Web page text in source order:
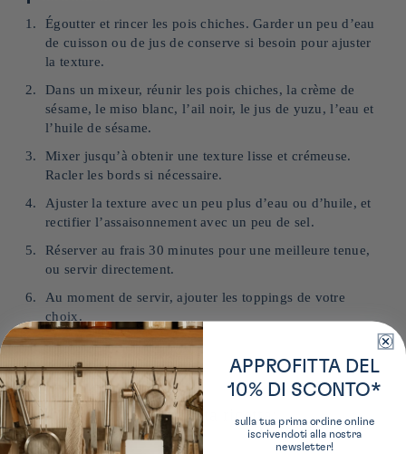
Égoutter et rincer les pois chiches. Garder un peu d’eau
de cuisson ou de jus de conserve si besoin pour ajuster
la texture.
Dans un mixeur, réunir les pois chiches, la crème de
sésame, le miso blanc, l’ail noir, le jus de yuzu, l’eau et
l’huile de sésame.
Mixer jusqu’à obtenir une texture lisse et crémeuse.
Racler les bords si nécessaire.
Ajuster la texture avec un peu plus d’eau ou d’huile, et
rectifier l’assaisonnement avec un peu de sel.
Réserver au frais 30 minutes pour une meilleure tenue,
ou servir directement.
Au moment de servir, ajouter les toppings de votre
choix.
I nostri consigli per questa ricetta:
APPROFITTA DEL
10% DI SCONTO*
sulla tua prima ordine online
iscrivendoti alla nostra
newsletter!